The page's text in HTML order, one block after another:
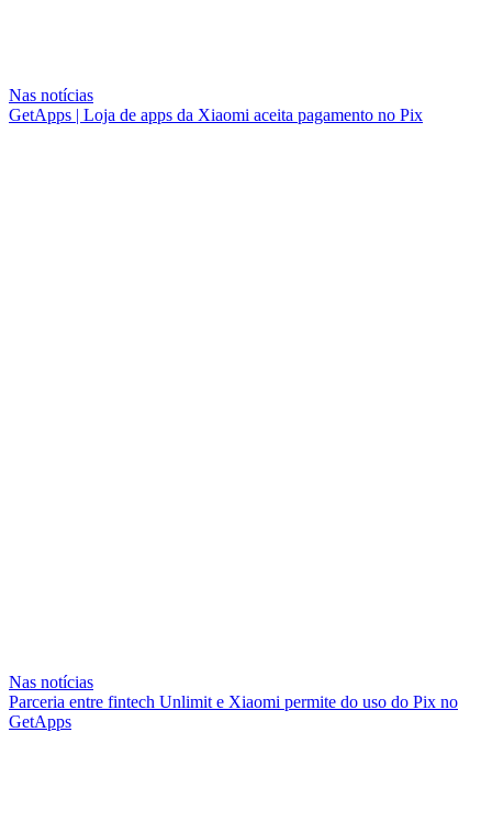
Nas notícias
GetApps | Loja de apps da Xiaomi aceita pagamento no Pix
Nas notícias
Parceria entre fintech Unlimit e Xiaomi permite do uso do Pix no
GetApps